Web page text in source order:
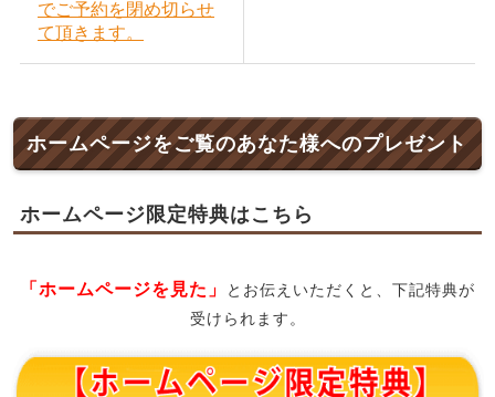
でご予約を閉め切らせ
て頂きます。
ホームページをご覧のあなた様へのプレゼント
ホームページ限定特典はこちら
「ホームページを見た」
とお伝えいただくと、下記特典が
受けられます。